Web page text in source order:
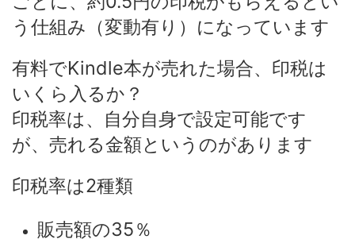
う仕組み（変動有り）になっています
有料でKindle本が売れた場合、印税は
いくら入るか？
印税率は、自分自身で設定可能です
が、売れる金額というのがあります
印税率は2種類
販売額の35％